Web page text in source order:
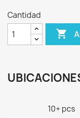
Cantidad

10+ pcs